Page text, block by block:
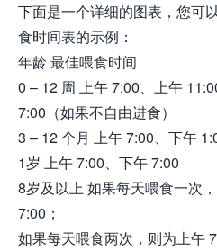
下面是一个详细的图表，您可
食时间表的示例：
年龄 最佳喂食时间
0 – 12 周 上午 7:00、上午
7:00（如果不自由进食）
3 – 12 个月 上午 7:00、下午
1岁 上午 7:00、下午 7:00
8岁及以上 如果每天喂食一次
7:00；
如果每天喂食两次，则为上午